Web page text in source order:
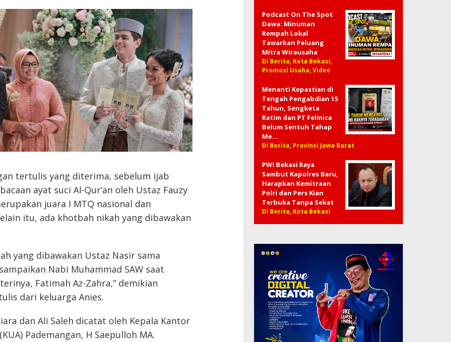
tertulis yang diterima, sebelum ijab
ayat suci Al-Qur’an oleh Ustaz Fauzy
juara I MTQ nasional dan
itu, ada khotbah nikah yang dibawakan
yang dibawakan Ustaz Nasir sama
Nabi Muhammad SAW saat
Fatimah Az-Zahra,” demikian
dari keluarga Anies.
dan Ali Saleh dicatat oleh Kepala Kantor
Pademangan, H Saepulloh MA.
Podcast On The Spot
Dawa: Minuman
Rempah Lokal
Tawarkan Peluang
Mitra Wirausaha
Di Berita, Kota Bekasi,
Promosi Usaha, Video
Menanti Kepastian di
Tengah Pengabdian 15
Tahun, Sengketa
Ratim dan PT Felmica
Belum Sentuh Tahap
Me…
Di Berita, Provinsi Jawa Barat
PWI Bekasi Raya
Sambut Kapolres Baru,
Harapkan Kemitraan
Polri dan Pers Kian
Terbuka Tanpa Sekat
Di Berita, Kota Bekasi